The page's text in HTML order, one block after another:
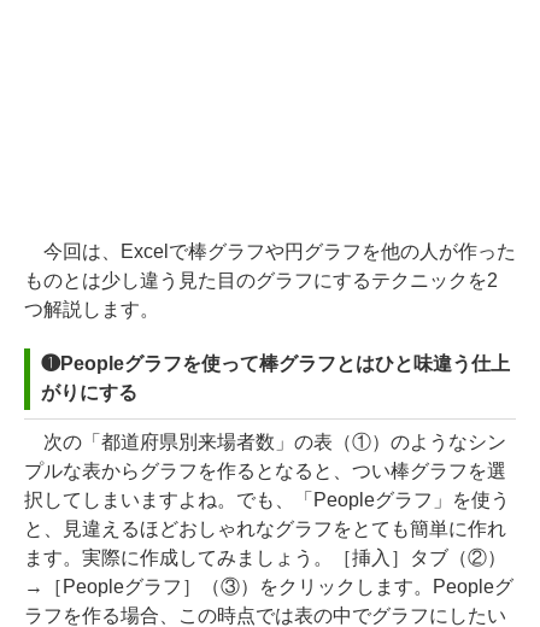
今回は、Excelで棒グラフや円グラフを他の人が作った
ものとは少し違う見た目のグラフにするテクニックを2
つ解説します。
❶Peopleグラフを使って棒グラフとはひと味違う仕上
がりにする
次の「都道府県別来場者数」の表（①）のようなシン
プルな表からグラフを作るとなると、つい棒グラフを選
択してしまいますよね。でも、「Peopleグラフ」を使う
と、見違えるほどおしゃれなグラフをとても簡単に作れ
ます。実際に作成してみましょう。［挿入］タブ（②）
→［Peopleグラフ］（③）をクリックします。Peopleグ
ラフを作る場合、この時点では表の中でグラフにしたい